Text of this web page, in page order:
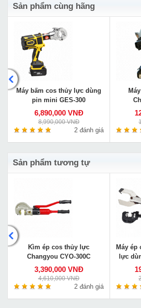
Sản phẩm cùng hãng
Máy bấm cos thủy lực dùng
pin mini GES-300
6,890,000 VNĐ
8,990,000 VNĐ
2 đánh giá
Sản phẩm tương tự
Kìm ép cos thủy lực
Changyou CYO-300C
3,390,000 VNĐ
4,610,000 VNĐ
2 đánh giá
Máy ép
lực